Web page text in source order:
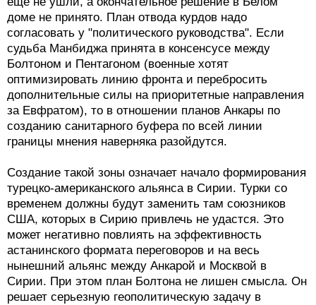
доме не принято. План отвода курдов надо
согласовать у "политического руководства". Если
судьба Манбиджа принята в консенсусе между
Болтоном и Пентагоном (военные хотят
оптимизировать линию фронта и перебросить
дополнительные силы на приоритетные направления
за Евфратом), то в отношении планов Анкары по
созданию санитарного буфера по всей линии
границы мнения наверняка разойдутся.
Создание такой зоны означает начало формирования
турецко-американского альянса в Сирии. Турки со
временем должны будут заменить там союзников
США, которых в Сирию привлечь не удастся. Это
может негативно повлиять на эффективность
астанинского формата переговоров и на весь
нынешний альянс между Анкарой и Москвой в
Сирии. При этом план Болтона не лишен смысла. Он
решает серьезную геополитическую задачу в